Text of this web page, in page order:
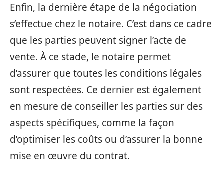
Enfin, la dernière étape de la négociation
s’effectue chez le notaire. C’est dans ce cadre
que les parties peuvent signer l’acte de
vente. À ce stade, le notaire permet
d’assurer que toutes les conditions légales
sont respectées. Ce dernier est également
en mesure de conseiller les parties sur des
aspects spécifiques, comme la façon
d’optimiser les coûts ou d’assurer la bonne
mise en œuvre du contrat.